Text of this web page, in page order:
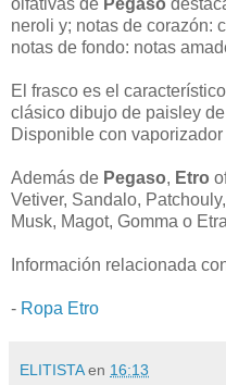
olfativas de Pegaso
neroli y; notas de corazón:
notas de fondo: notas
El frasco es el
clásico dibujo de paisley
Disponible con
Además de Pegaso, Etro
Vetiver, Sandalo,
Musk, Magot, Gomma o
Información relacionada
- Ropa Etro
ELITISTAen 16:13